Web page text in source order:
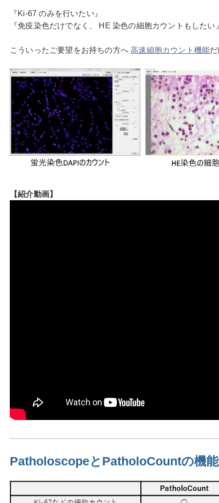
『Ki-67 のみを行いたい』
『免疫染色だけでなく、 HE 染色の細胞カウントもしたい
こういったご要望をお持ちの方へ高速細胞カウント機能
【紹介動画】
PatholoscopeとPatholoCountの機